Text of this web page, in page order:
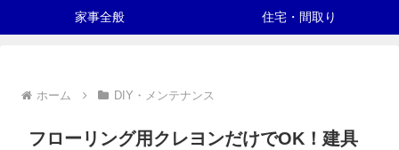
家事全般 住宅・間取り
ホーム DIY・メンテナンス
フローリング用クレヨンだけでOK！建具